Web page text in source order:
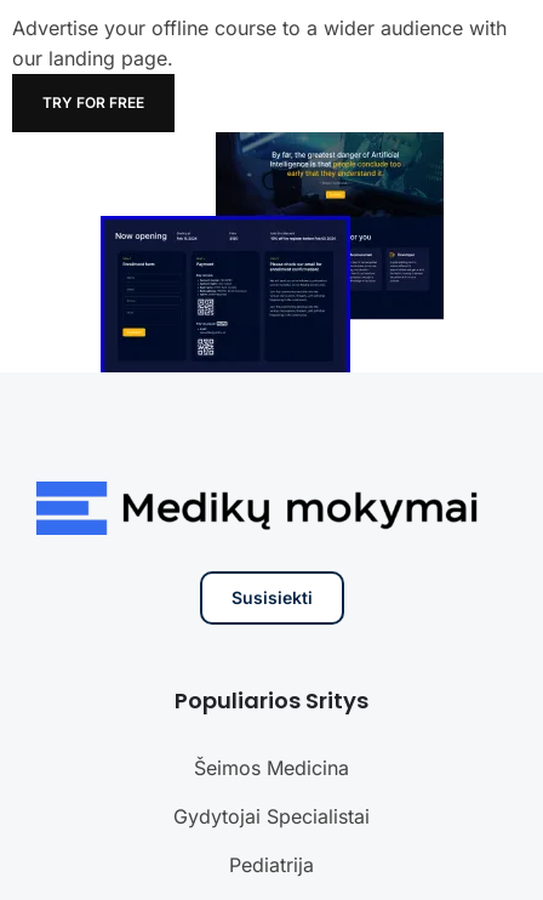
Advertise your offline course to a wider audience with
our landing page.
TRY FOR FREE
Susisiekti
Populiarios Sritys
Šeimos Medicina
Gydytojai Specialistai
Pediatrija